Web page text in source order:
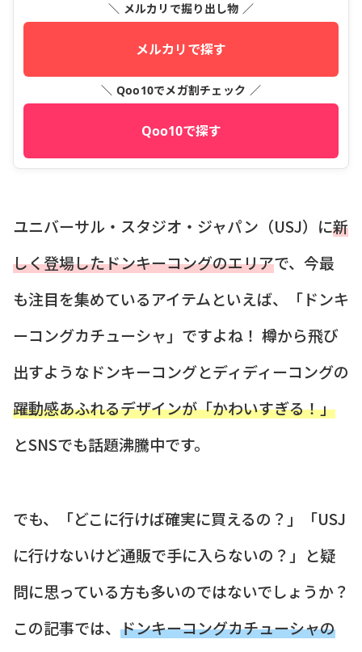
＼ メルカリで掘り出し物 ／
メルカリで探す
＼ Qoo10でメガ割チェック ／
Qoo10で探す
ユニバーサル・スタジオ・ジャパン（USJ）に新
しく登場したドンキーコングのエリアで、今最
も注目を集めているアイテムといえば、「ドンキ
ーコングカチューシャ」ですよね！ 樽から飛び
出すようなドンキーコングとディディーコングの
躍動感あふれるデザインが「かわいすぎる！」
とSNSでも話題沸騰中です。
でも、「どこに行けば確実に買えるの？」「USJ
に行けないけど通販で手に入らないの？」と疑
問に思っている方も多いのではないでしょうか？
この記事では、 ドンキーコングカチューシャの